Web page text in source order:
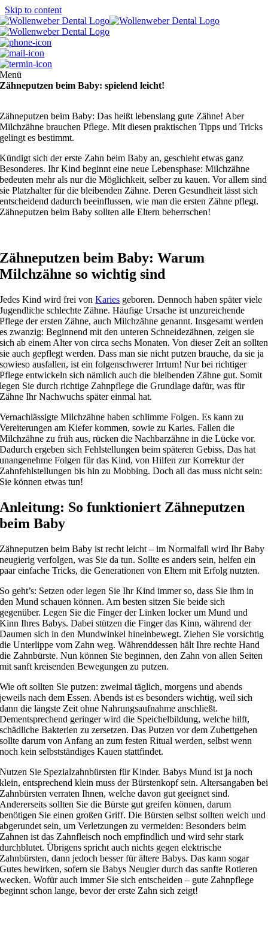
Skip to content
Menü
Zähneputzen beim Baby: spielend leicht!
Zähneputzen beim Baby: Das heißt lebenslang gute Zähne! Aber
Milchzähne brauchen Pflege. Mit diesen praktischen Tipps und Tricks
gelingt es bestimmt.
Kündigt sich der erste Zahn beim Baby an, geschieht etwas ganz
Besonderes. Ihr Kind beginnt eine neue Lebensphase: Milchzähne
bedeuten mehr als nur die Möglichkeit, selber zu kauen. Vor allem sind
sie Platzhalter für die bleibenden Zähne. Deren Gesundheit lässt sich
entscheidend dadurch beeinflussen, wie man die ersten Zähne pflegt.
Zähneputzen beim Baby sollten alle Eltern beherrschen!
Zähneputzen beim Baby: Warum
Milchzähne so wichtig sind
Jedes Kind wird frei vonKaries geboren. Dennoch haben später viele
Jugendliche schlechte Zähne. Häufige Ursache ist unzureichende
Pflege der ersten Zähne, auch Milchzähne genannt. Insgesamt werden
es zwanzig: Beginnend mit den unteren Schneidezähnen, zeigen sie
sich ab einem Alter von circa sechs Monaten. Von dieser Zeit an sollten
sie auch gepflegt werden. Dass man sie nicht putzen brauche, da sie ja
sowieso ausfallen, ist ein folgenschwerer Irrtum! Nur bei richtiger
Pflege entwickeln sich nämlich auch die bleibenden Zähne gut. Somit
legen Sie durch richtige Zahnpflege die Grundlage dafür, was für
Zähne Ihr Nachwuchs später einmal hat.
Vernachlässigte Milchzähne haben schlimme Folgen. Es kann zu
Vereiterungen am Kiefer kommen, sowie zu Karies. Fallen die
Milchzähne zu früh aus, rücken die Nachbarzähne in die Lücke vor.
Dadurch ergeben sich Fehlstellungen beim späteren Gebiss. Das hat
unangenehme Folgen für das Kind, von Hilfen zur Korrektur der
Zahnfehlstellungen bis hin zu Mobbing. Doch all das muss nicht sein:
Sie können etwas tun!
Anleitung: So funktioniert Zähneputzen
beim Baby
Zähneputzen beim Baby ist recht leicht – im Normalfall wird Ihr Baby
neugierig verfolgen, was Sie da tun. Sollte es anders sein, helfen ein
paar einfache Tricks, die Generationen von Eltern mit Erfolg nutzten.
So geht’s: Setzen oder legen Sie Ihr Kind immer so, dass Sie ihm in
den Mund schauen können. Am besten sitzen Sie beide sich
gegenüber. Legen Sie die Finger der Linken locker um Mund und
Kinn Ihres Babys. Dabei stützen die Finger das Kinn, während der
Daumen sich in den Mundwinkel hineinbewegt. Ziehen Sie vorsichtig
die Unterlippe vom Zahn weg. Währenddessen hält Ihre rechte Hand
die Zahnbürste. Nun können Sie beginnen, den Zahn von allen Seiten
mit sanft kreisenden Bewegungen zu putzen.
Wie oft sollten Sie putzen: zweimal täglich, morgens und abends
jeweils nach dem Essen. Abends ist es besonders wichtig, weil sich
dann die längste Zeit ohne Nahrungsaufnahme anschließt.
Dementsprechend geringer wird die Speichelbildung, welche hilft,
schädliche Bakterien zu zersetzen. Das Putzen vor dem Zubettgehen
sollte darum von Anfang an zum festen Ritual werden, selbst wenn
noch kein selbstständiges Kauen stattfindet.
Nutzen Sie Spezialzahnbürsten für Kinder. Babys Mund ist ja noch
klein, entsprechend klein muss der Bürstenkopf sein. Altersangaben bei
Zahnbürsten verraten Ihnen, welche davon gut geeignet sind.
Andererseits sollten Sie die Bürste gut greifen können, darum
benötigen Sie einen großen Griff. Die Bürsten selbst sollten weich und
abgerundet sein, um Verletzungen zu vermeiden: Besonders beim
Zahnen ist das Zahnfleisch noch empfindlich und wird sehr stark
durchblutet. Übrigens spricht auch nichts gegen elektrische
Zahnbürsten, dann jedoch besser für ältere Babys. Das kann sogar
Gutes bewirken, sofern sie Babys Neugier durch das sanfte Rotieren
wecken. Wofür auch immer Sie sich entscheiden – gute Zahnpflege
beginnt schon lange, bevor der erste Zahn sich zeigt!